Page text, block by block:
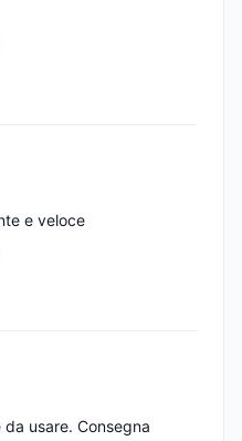
e veloce
usare. Consegna